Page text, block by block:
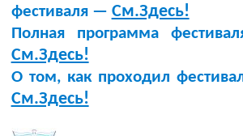
фестиваля — См.Здесь!
Полная программа
См.Здесь!
О том, как проходил
См.Здесь!